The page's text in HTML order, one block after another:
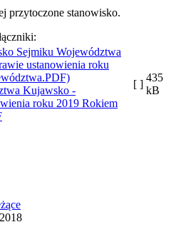
przytoczone stanowisko.
Kujawsko -
roku 2019 Rokiem
[ ]
435
kB